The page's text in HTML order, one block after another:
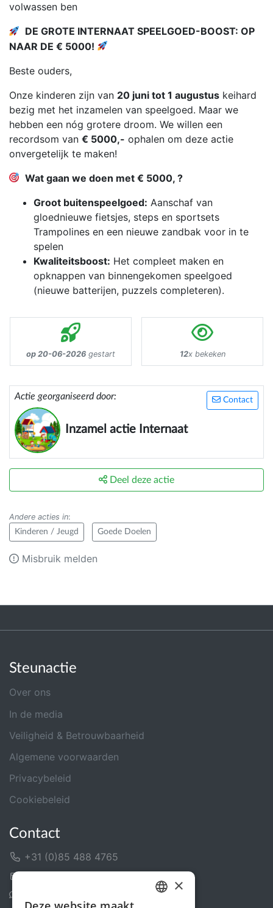
volwassen ben
DE GROTE INTERNAAT SPEELGOED-BOOST: OP
NAAR DE € 5000!
Beste ouders,
Onze kinderen zijn van 20 juni tot 1 augustus keihard
bezig met het inzamelen van speelgoed. Maar we
hebben een nóg grotere droom. We willen een
recordsom van € 5000,- ophalen om deze actie
onvergetelijk te maken!
Wat gaan we doen met € 5000, ?
Groot buitenspeelgoed: Aanschaf van
gloednieuwe fietsjes, steps en sportsets
Trampolines en een nieuwe zandbak voor in te
spelen
Kwaliteitsboost: Het compleet maken en
opknappen van binnengekomen speelgoed
(nieuwe batterijen, puzzels completeren).
op 20-06-2026 gestart 12x bekeken
Contact
Actie georganiseerd door:
Inzamel actie Internaat
Deel deze actie
Andere acties in:
Kinderen / Jeugd Goede Doelen
Misbruik melden
Steunactie
Over ons
In de media
Veiligheid & Betrouwbaarheid
Algemene voorwaarden
Privacybeleid
Cookiebeleid
Contact
+31 (0)85 488 4765
×